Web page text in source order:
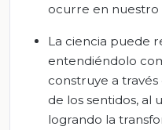
ocurre en nuestro
La ciencia puede
entendiéndolo
construye a
de los sentidos, al
logrando la